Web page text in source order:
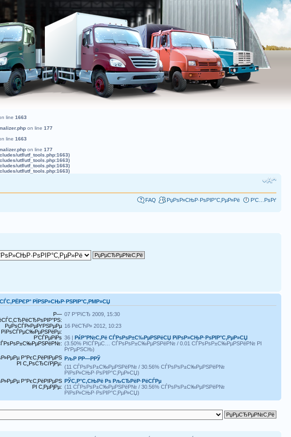
line 1663
on line 177
line 1663
on line 177
utf/utf_tools.php:1663)
utf/utf_tools.php:1663)
utf/utf_tools.php:1663)
utf/utf_tools.php:1663)
FAQ РџРѕР»СЊР·РѕРІР°С‚РµР»Рё Р’С…РѕРґ
РЇРЅР»СЊР·РЅРІР°С‚РΜР»СЏ
Р— 07 Р°РїСЂ 2009, 15:30
РџРѕСЃР»РµРґРЅРµРµ
РїРѕСЃРµС‰РµРЅРёРµ:
16 РёСЋР» 2012, 10:23
Р’СЃРµРіРѕ 36 | РќР°Р№С‚Рё СЃРѕРѕР±С‰РµРЅРёСЏ РїРѕР»СЊР·РѕРІР°С‚РµР»СЏ
(3.50% РІСЃРµС… СЃРѕРѕР±С‰РµРЅРёР№ / 0.01 СЃРѕРѕР±С‰РµРЅРёР№ РІ
РґРµРЅСЊ)
Р°РєС‚РёРІРµРЅ
РІ С„РѕСЂСѓРјРµ:
РљР РР—РРЎ
(11 СЃРѕРѕР±С‰РµРЅРёР№ / 30.56% СЃРѕРѕР±С‰РµРЅРёР№
РїРѕР»СЊР·РѕРІР°С‚РµР»СЏ)
Р°РєС‚РёРІРµРЅ
РІ С‚РµРјРµ:
РЎС‚Р°С‚СЊРё Рѕ РљСЂРёР·РёСЃРµ
(11 СЃРѕРѕР±С‰РµРЅРёР№ / 30.56% СЃРѕРѕР±С‰РµРЅРёР№
РїРѕР»СЊР·РѕРІР°С‚РµР»СЏ)